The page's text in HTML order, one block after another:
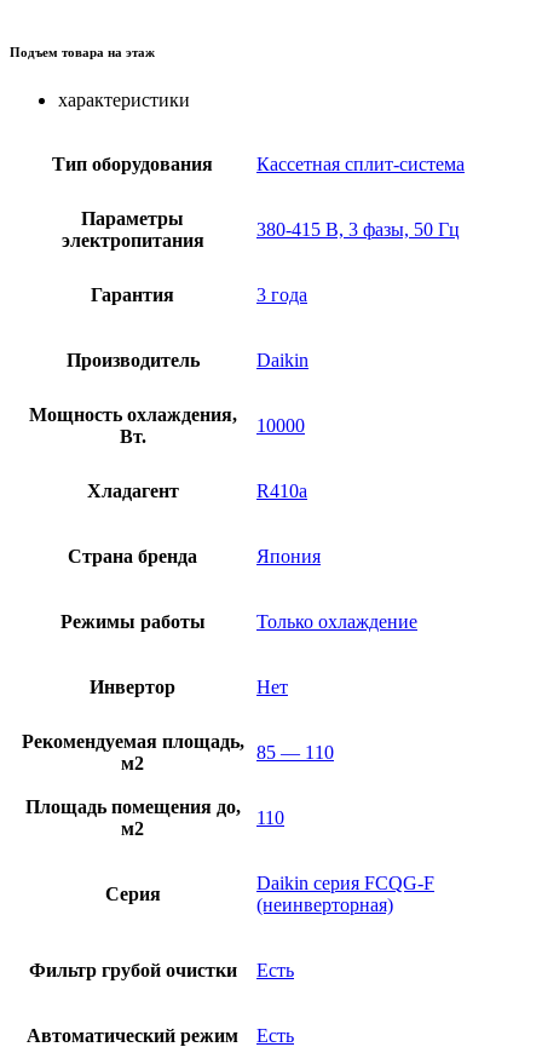
Подъем товара на этаж
характеристики
Тип оборудования Кассетная сплит-система
Параметры
электропитания
380-415 В, 3 фазы, 50 Гц
Гарантия 3 года
Производитель Daikin
Мощность охлаждения,
Вт.
10000
Хладагент R410a
Страна бренда Япония
Режимы работы Только охлаждение
Инвертор Нет
Рекомендуемая площадь,
м2
85 — 110
Площадь помещения до,
м2
110
Серия
Daikin серия FCQG-F
(неинверторная)
Фильтр грубой очистки Есть
Автоматический режим Есть